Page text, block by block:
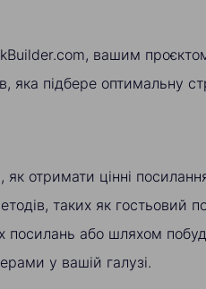
вашим
яка підбере оптимальну
як отримати цінні
таких як гостьовий
посилань або шляхом
у вашій галузі.